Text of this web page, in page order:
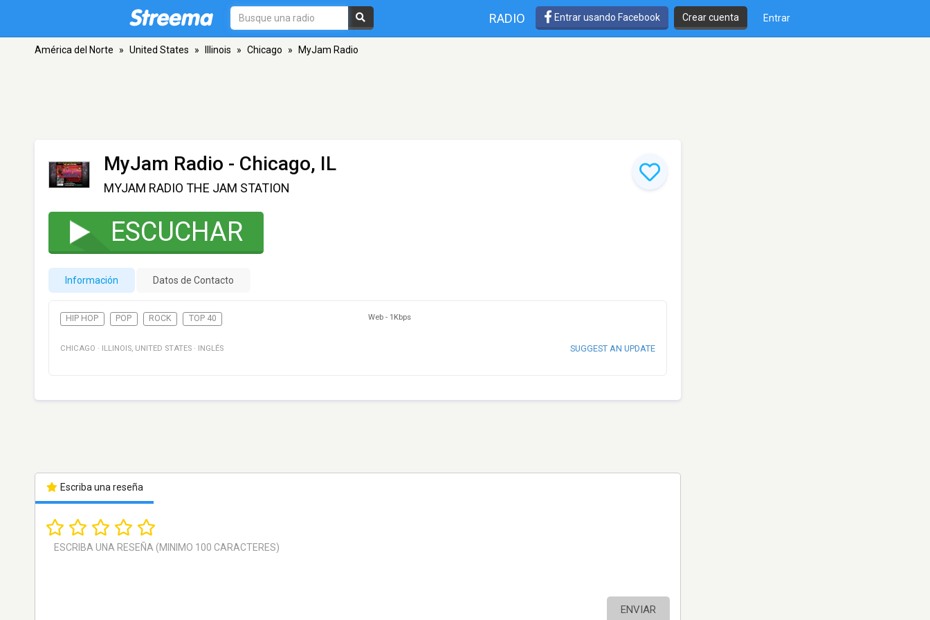
RADIO Entrar usando Facebook Crear cuenta Entrar
América del Norte » United States » Illinois » Chicago » MyJam Radio
MyJam Radio - Chicago, IL
MYJAM RADIO THE JAM STATION
ESCUCHAR
Información Datos de Contacto
HIP HOP POP ROCK TOP 40 Web - 1Kbps
CHICAGO · ILLINOIS, UNITED STATES · INGLÉS SUGGEST AN UPDATE
Escriba una reseña
ENVIAR